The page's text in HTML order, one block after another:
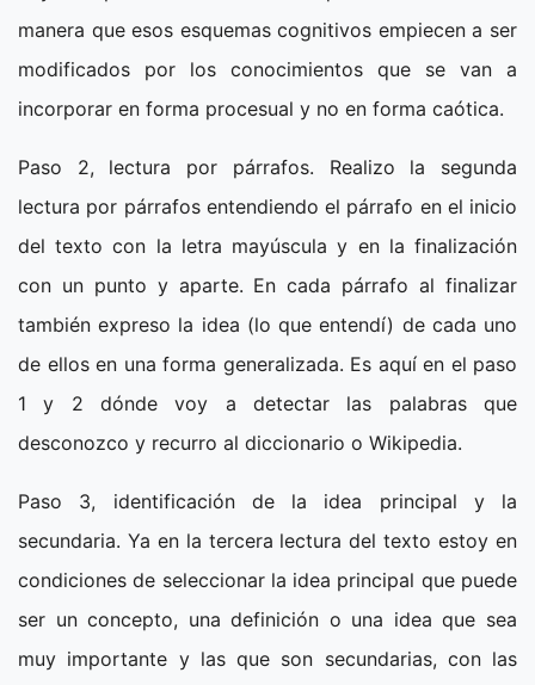
manera que esos esquemas cognitivos empiecen a ser
modificados por los conocimientos que se van a
incorporar en forma procesual y no en forma caótica.
Paso 2, lectura por párrafos. Realizo la segunda
lectura por párrafos entendiendo el párrafo en el inicio
del texto con la letra mayúscula y en la finalización
con un punto y aparte. En cada párrafo al finalizar
también expreso la idea (lo que entendí) de cada uno
de ellos en una forma generalizada. Es aquí en el paso
1 y 2 dónde voy a detectar las palabras que
desconozco y recurro al diccionario o Wikipedia.
Paso 3, identificación de la idea principal y la
secundaria. Ya en la tercera lectura del texto estoy en
condiciones de seleccionar la idea principal que puede
ser un concepto, una definición o una idea que sea
muy importante y las que son secundarias, con las